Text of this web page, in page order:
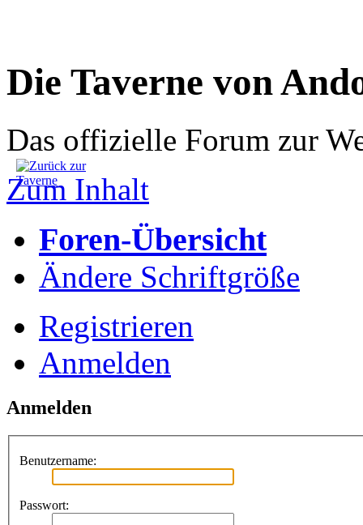
Die Taverne von
Das offizielle Forum zur
Zum Inhalt
Foren-Übersicht
Ändere Schriftgröße
Registrieren
Anmelden
Anmelden
Benutzername:
Passwort: